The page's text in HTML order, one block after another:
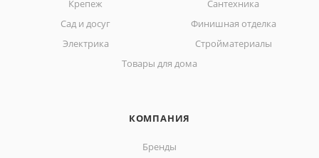
Крепеж
Сантехника
Сад и досуг
Финишная отделка
Электрика
Стройматериалы
Товары для дома
КОМПАНИЯ
Бренды